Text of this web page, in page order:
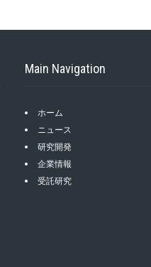
Main Navigation
ホーム
ニュース
研究開発
企業情報
受託研究